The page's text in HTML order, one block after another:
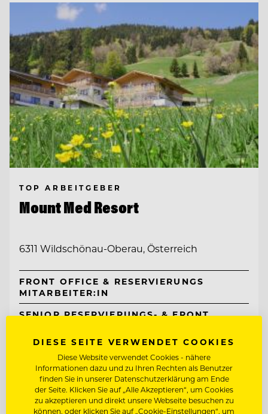
TOP ARBEITGEBER
Mount Med Resort
6311 Wildschönau-Oberau, Österreich
FRONT OFFICE & RESERVIERUNGS
MITARBEITER:IN
SENIOR RESERVIERUNGS- & FRONT
Entdecke alle Jobs
DIESE SEITE VERWENDET COOKIES
Diese Website verwendet Cookies - nähere
Informationen dazu und zu Ihren Rechten als Benutzer
finden Sie in unserer Datenschutzerklärung am Ende
der Seite. Klicken Sie auf „Alle Akzeptieren“, um Cookies
zu akzeptieren und direkt unsere Webseite besuchen zu
können, oder klicken Sie auf „Cookie-Einstellungen“, um